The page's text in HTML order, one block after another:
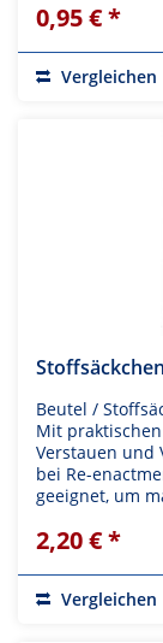
0,95 € *
Vergleichen
Beutel /
Mit
Verstauen und
bei Re-
geeignet, um
2,20 € *
Vergleichen